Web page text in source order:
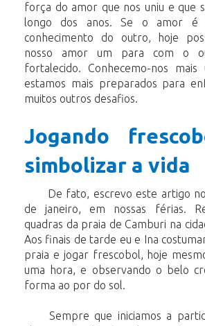
força do amor que nos uniu e que
longo dos anos. Se o amor é
conhecimento do outro, hoje
nosso amor um para com o
fortalecido. Conhecemo-nos
estamos mais preparados para
muitos outros desafios.
Jogando
simbolizar a vida
De fato, escrevo este artigo
de janeiro, em nossas férias.
quadras da praia de Camburi na
Aos finais de tarde eu e Ina
praia e jogar frescobol, hoje
uma hora, e observando o belo
forma ao por do sol.
Sempre que iniciamos a